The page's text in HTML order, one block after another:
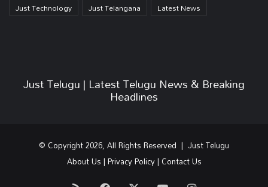
Just Technology
Just Telangana Latest News
Just Telugu | Latest Telugu News & Breaking
Headlines
© Copyright 2026, All Rights Reserved | Just Telugu
About Us|Privacy Policy| Contact Us